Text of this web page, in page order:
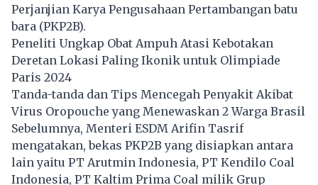
Perjanjian Karya Pengusahaan Pertambangan batu
bara (PKP2B).
Peneliti Ungkap Obat Ampuh Atasi Kebotakan
Deretan Lokasi Paling Ikonik untuk Olimpiade
Paris 2024
Tanda-tanda dan Tips Mencegah Penyakit Akibat
Virus Oropouche yang Menewaskan 2 Warga Brasil
Sebelumnya, Menteri ESDM Arifin Tasrif
mengatakan, bekas PKP2B yang disiapkan antara
lain yaitu PT Arutmin Indonesia, PT Kendilo Coal
Indonesia, PT Kaltim Prima Coal milik Grup